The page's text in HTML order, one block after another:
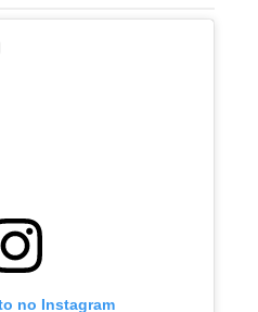
no Instagram